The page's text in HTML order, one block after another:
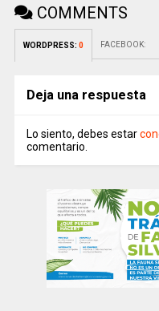
COMMENTS
WORDPRESS: 0 FACEBOOK:
Deja una respuesta
Lo siento, debes estar
comentario.